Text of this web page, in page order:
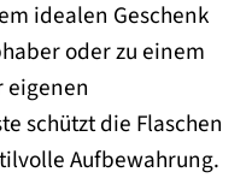
idealen Geschenk
oder zu einem
schützt die Flaschen
Aufbewahrung.